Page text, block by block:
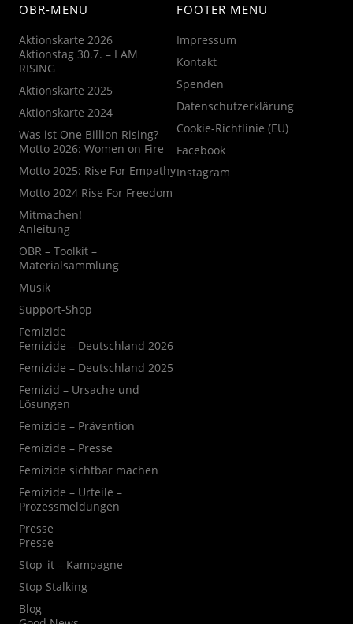
OBR-MENU
Aktionskarte 2026
Aktionstag 30.7. – I AM
RISING
Aktionskarte 2025
Aktionskarte 2024
Was ist One Billion Rising?
Motto 2026: Women on Fire
Motto 2025: Rise For Empathy
Motto 2024 Rise For Freedom
Mitmachen!
Anleitung
OBR – Toolkit –
Materialsammlung
Musik
Support-Shop
Femizide
Femizide – Deutschland 2026
Femizide – Deutschland 2025
Femizid – Ursache und
Lösungen
Femizide – Prävention
Femizide – Presse
Femizide sichtbar machen
Femizide – Urteile –
Prozessmeldungen
Presse
Presse
Stop_it – Kampagne
Stop Stalking
Blog
FOOTER MENU
Impressum
Kontakt
Spenden
Datenschutzerklärung
Cookie-Richtlinie (EU)
Facebook
Instagram